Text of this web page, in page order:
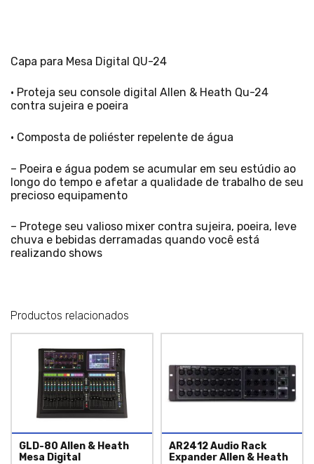
Capa para Mesa Digital QU-24
• Proteja seu console digital Allen & Heath Qu-24
contra sujeira e poeira
• Composta de poliéster repelente de água
– Poeira e água podem se acumular em seu estúdio ao
longo do tempo e afetar a qualidade de trabalho de seu
precioso equipamento
– Protege seu valioso mixer contra sujeira, poeira, leve
chuva e bebidas derramadas quando você está
realizando shows
Productos relacionados
GLD-80 Allen & Heath
Mesa Digital
AR2412 Audio Rack
Expander Allen & Heath